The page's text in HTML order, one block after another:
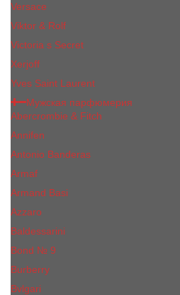
Versace
Viktor & Rolf
Victoria s Secret
Xerjoff
Yves Saint Laurent
Мужская парфюмерия
Abercrombie & Fitch
Annifen
Antonio Banderas
Armaf
Armand Basi
Azzaro
Baldessarini
Bond № 9
Burberry
Bvlgari